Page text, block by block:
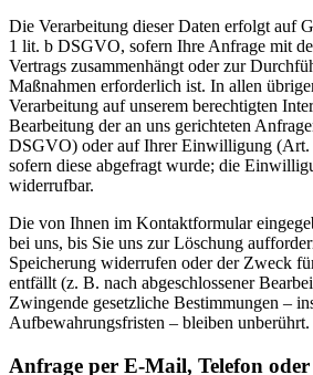
Die Verarbeitung dieser Daten erfolgt auf
1 lit. b DSGVO, sofern Ihre Anfrage mit
Vertrags zusammenhängt oder zur
Maßnahmen erforderlich ist. In allen
Verarbeitung auf unserem berechtigten
Bearbeitung der an uns gerichteten
DSGVO) oder auf Ihrer Einwilligung
sofern diese abgefragt wurde; die
widerrufbar.
Die von Ihnen im Kontaktformular
bei uns, bis Sie uns zur Löschung
Speicherung widerrufen oder der Zweck
entfällt (z. B. nach abgeschlossener
Zwingende gesetzliche Bestimmungen –
Aufbewahrungsfristen – bleiben unberührt.
Anfrage per E-Mail, Telefon oder